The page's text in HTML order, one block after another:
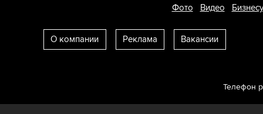
Фото Видео
О компании Реклама Вакансии
Телефон